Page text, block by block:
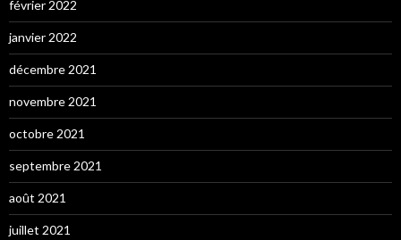
février 2022
janvier 2022
décembre 2021
novembre 2021
octobre 2021
septembre 2021
août 2021
juillet 2021